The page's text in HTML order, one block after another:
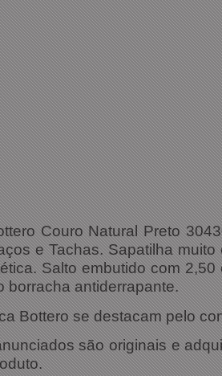
Couro Natural Preto
e Tachas. Sapatilha
Salto embutido com
borracha antiderrapante.
Bottero se destacam pelo
são originais e